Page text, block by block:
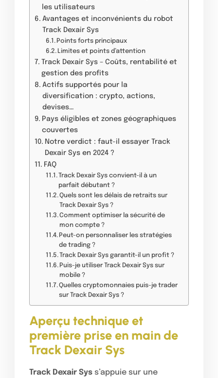
les utilisateurs
Avantages et inconvénients du robot
Track Dexair Sys
Points forts principaux
Limites et points d’attention
Track Dexair Sys – Coûts, rentabilité et
gestion des profits
Actifs supportés pour la
diversification : crypto, actions,
devises…
Pays éligibles et zones géographiques
couvertes
Notre verdict : faut-il essayer Track
Dexair Sys en 2024 ?
FAQ
Track Dexair Sys convient-il à un
parfait débutant ?
Quels sont les délais de retraits sur
Track Dexair Sys ?
Comment optimiser la sécurité de
mon compte ?
Peut-on personnaliser les stratégies
de trading ?
Track Dexair Sys garantit-il un profit ?
Puis-je utiliser Track Dexair Sys sur
mobile ?
Quelles cryptomonnaies puis-je trader
sur Track Dexair Sys ?
Aperçu technique et
première prise en main de
Track Dexair Sys
Track Dexair Sys s’appuie sur une